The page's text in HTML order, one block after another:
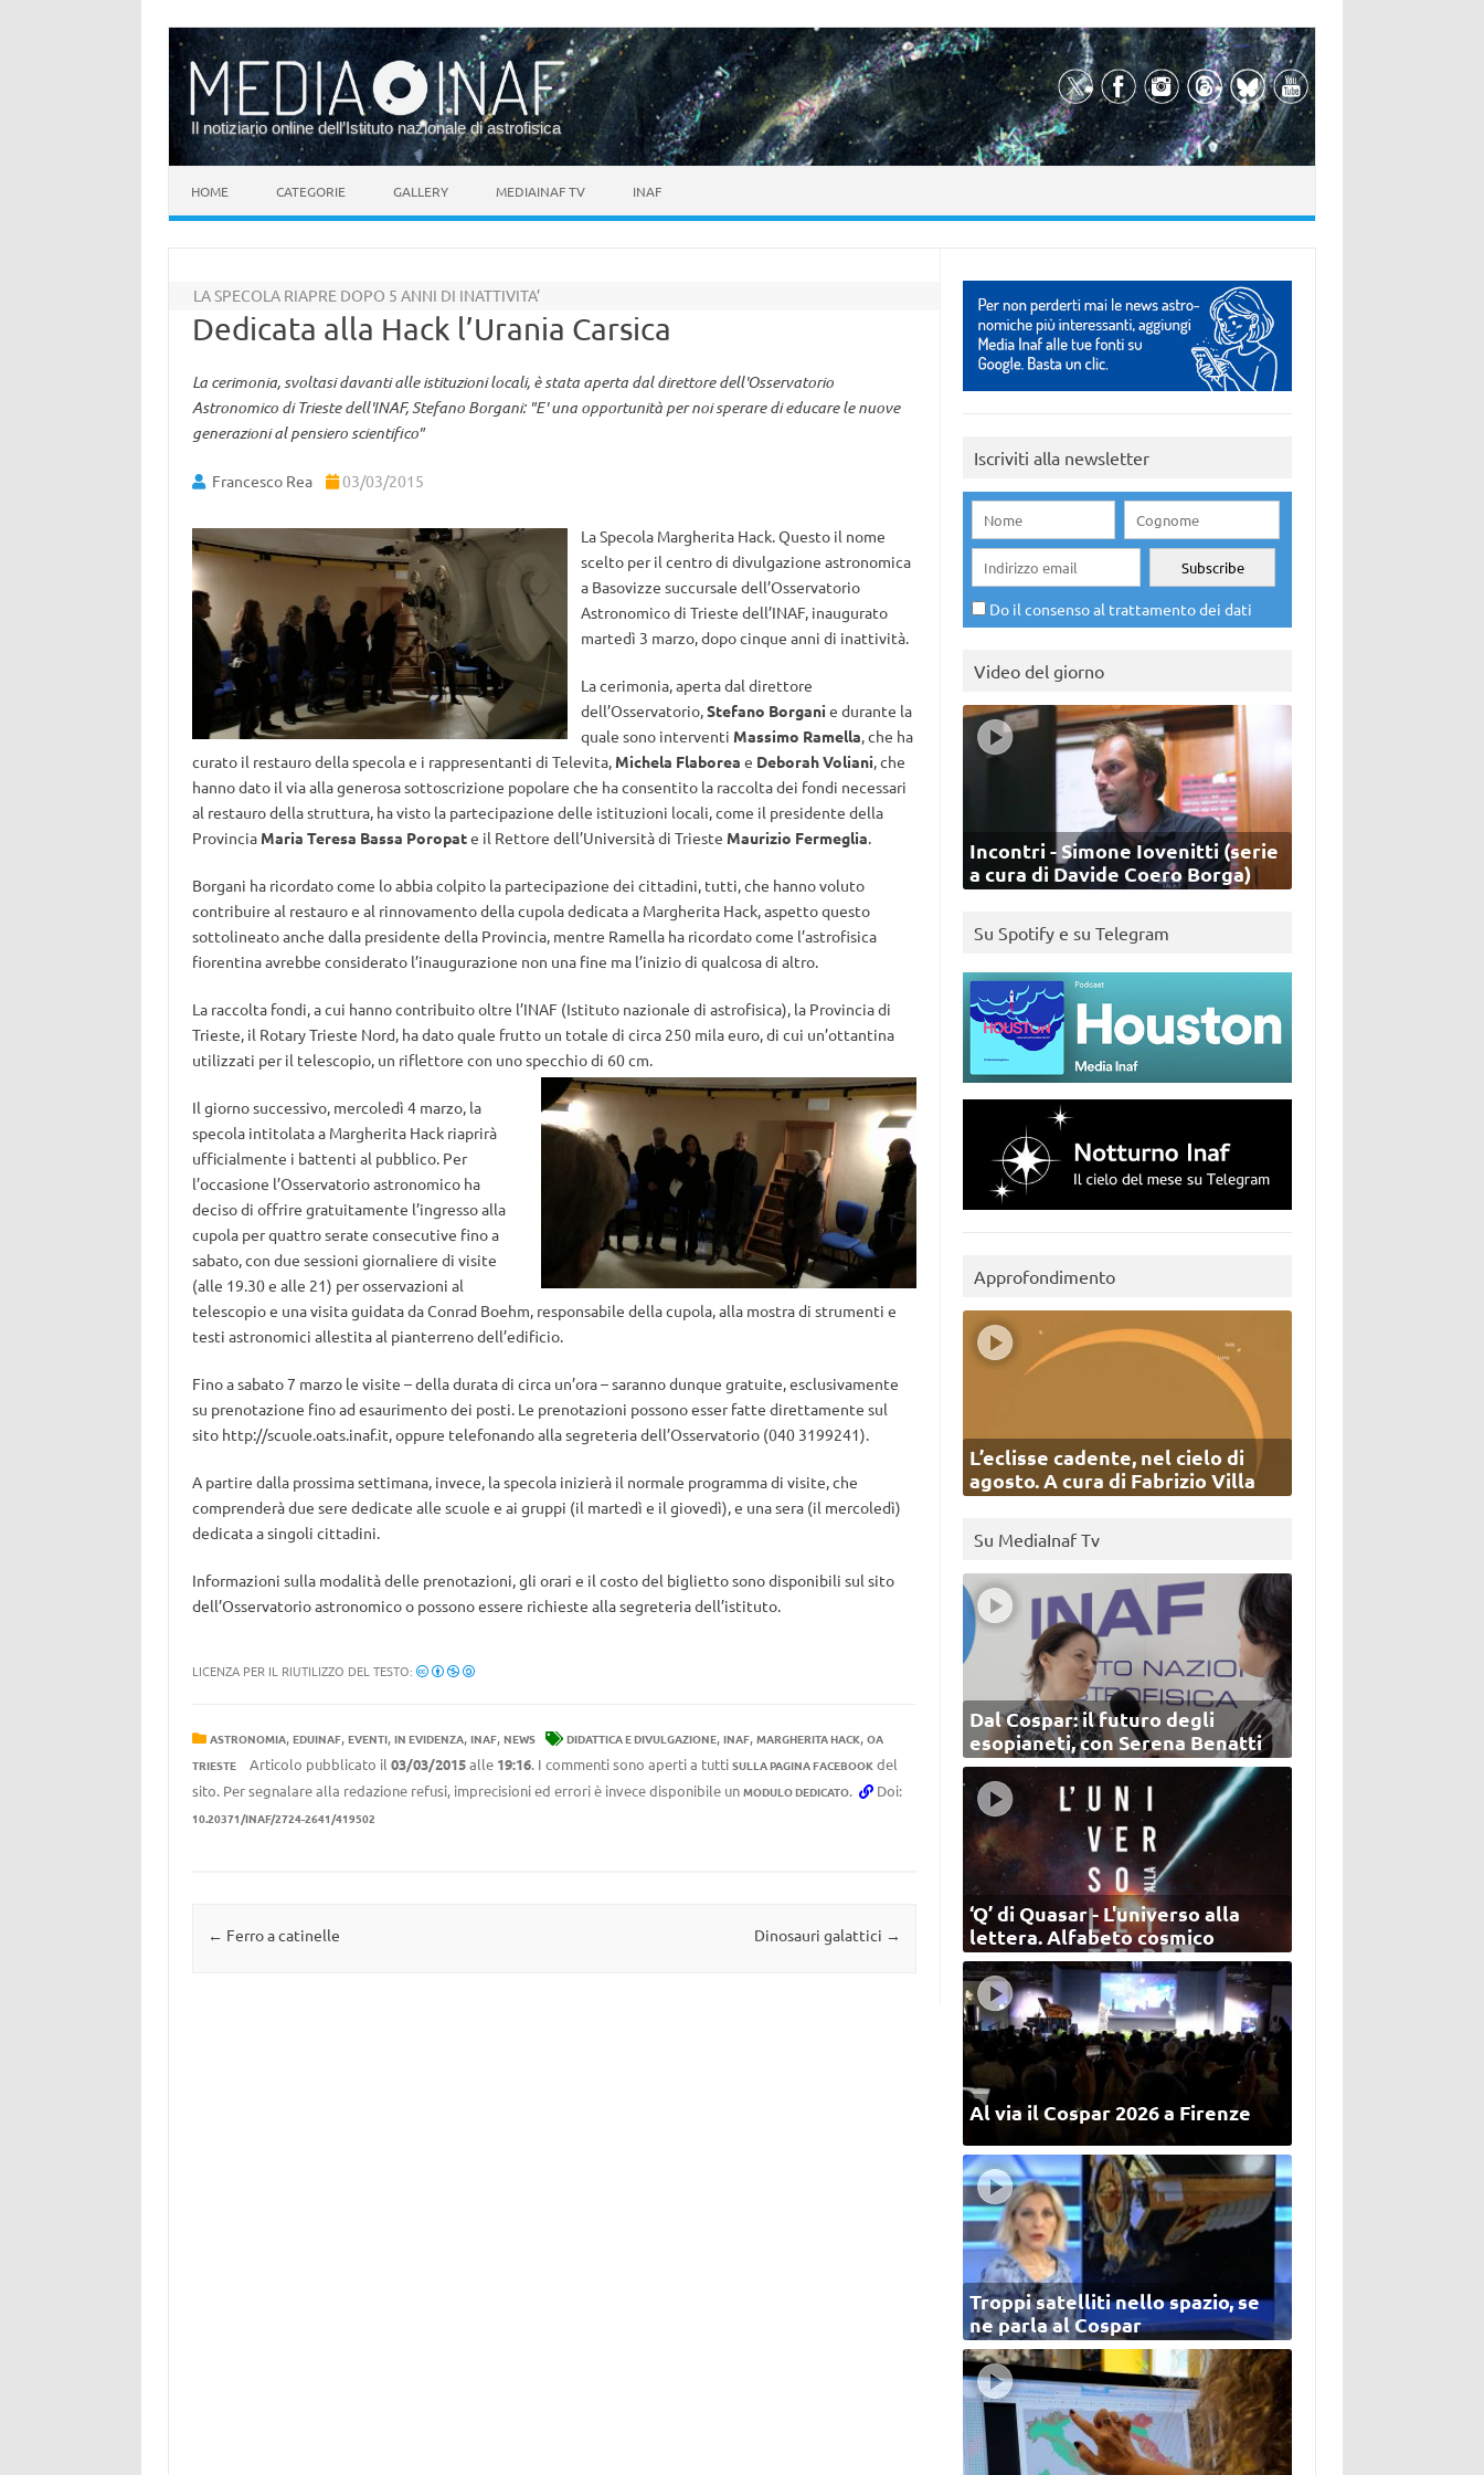
Il notiziario online dell’Istituto nazionale di astrofisica
HOME CATEGORIE GALLERY MEDIAINAF TV INAF
LA SPECOLA RIAPRE DOPO 5 ANNI DI INATTIVITA’
Dedicata alla Hack l’Urania Carsica
La cerimonia, svoltasi davanti alle istituzioni locali, è stata aperta dal direttore dell'Osservatorio
Astronomico di Trieste dell'INAF, Stefano Borgani: "E' una opportunità per noi sperare di educare le nuove
generazioni al pensiero scientifico"
Francesco Rea 03/03/2015
La Specola Margherita Hack. Questo il nome
scelto per il centro di divulgazione astronomica
a Basovizze succursale dell’Osservatorio
Astronomico di Trieste dell’INAF, inaugurato
martedì 3 marzo, dopo cinque anni di inattività.
La cerimonia, aperta dal direttore
dell’Osservatorio,Stefano Borgani e durante la
quale sono interventi Massimo Ramella, che ha
curato il restauro della specola e i rappresentanti di Televita, Michela Flaborea e Deborah Voliani, che
hanno dato il via alla generosa sottoscrizione popolare che ha consentito la raccolta dei fondi necessari
al restauro della struttura, ha visto la partecipazione delle istituzioni locali, come il presidente della
Provincia Maria Teresa Bassa Poropate il Rettore dell’Università di Trieste Maurizio Fermeglia.
Borgani ha ricordato come lo abbia colpito la partecipazione dei cittadini, tutti, che hanno voluto
contribuire al restauro e al rinnovamento della cupola dedicata a Margherita Hack, aspetto questo
sottolineato anche dalla presidente della Provincia, mentre Ramella ha ricordato come l’astrofisica
fiorentina avrebbe considerato l’inaugurazione non una fine ma l’inizio di qualcosa di altro.
La raccolta fondi, a cui hanno contribuito oltre l’INAF (Istituto nazionale di astrofisica), la Provincia di
Trieste, il Rotary Trieste Nord, ha dato quale frutto un totale di circa 250 mila euro, di cui un’ottantina
utilizzati per il telescopio, un riflettore con uno specchio di 60 cm.
Il giorno successivo, mercoledì 4 marzo, la
specola intitolata a Margherita Hack riaprirà
ufficialmente i battenti al pubblico. Per
l’occasione l’Osservatorio astronomico ha
deciso di offrire gratuitamente l’ingresso alla
cupola per quattro serate consecutive fino a
sabato, con due sessioni giornaliere di visite
(alle 19.30 e alle 21) per osservazioni al
telescopio e una visita guidata da Conrad Boehm, responsabile della cupola, alla mostra di strumenti e
testi astronomici allestita al pianterreno dell’edificio.
Fino a sabato 7 marzo le visite – della durata di circa un’ora – saranno dunque gratuite, esclusivamente
su prenotazione fino ad esaurimento dei posti. Le prenotazioni possono esser fatte direttamente sul
sito http://scuole.oats.inaf.it, oppure telefonando alla segreteria dell’Osservatorio (040 3199241).
A partire dalla prossima settimana, invece, la specola inizierà il normale programma di visite, che
comprenderà due sere dedicate alle scuole e ai gruppi (il martedì e il giovedì), e una sera (il mercoledì)
dedicata a singoli cittadini.
Informazioni sulla modalità delle prenotazioni, gli orari e il costo del biglietto sono disponibili sul sito
dell’Osservatorio astronomico o possono essere richieste alla segreteria dell’istituto.
LICENZA PER IL RIUTILIZZO DEL TESTO:
ASTRONOMIA, EDUINAF, EVENTI, IN EVIDENZA, INAF, NEWS DIDATTICA E DIVULGAZIONE, INAF, MARGHERITA HACK, OA
TRIESTE
Articolo pubblicato il 03/03/2015alle 19:16. I commenti sono aperti a tutti SULLA PAGINA FACEBOOKdel
sito. Per segnalare alla redazione refusi, imprecisioni ed errori è invece disponibile un MODULO DEDICATO. Doi:
10.20371/INAF/2724-2641/419502
Navigazione articolo
← Ferro a catinelle Dinosauri galattici →
Iscriviti alla newsletter
Do il consenso al trattamento dei dati
Video del giorno
Incontri - Simone Iovenitti (serie
a cura di Davide Coero Borga)
Su Spotify e su Telegram
Approfondimento
L’eclisse cadente, nel cielo di
agosto. A cura di Fabrizio Villa
Su MediaInaf Tv
Dal Cospar: il futuro degli
esopianeti, con Serena Benatti
‘Q’ di Quasar - L'universo alla
lettera. Alfabeto cosmico
Al via il Cospar 2026 a Firenze
Troppi satelliti nello spazio, se
ne parla al Cospar